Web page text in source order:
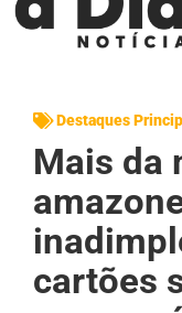
Destaques
Mais da
cartões